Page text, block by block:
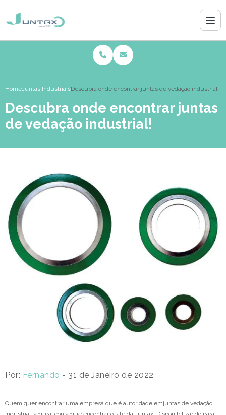
HomeJuntas IndustriaisDescubra onde encontrar juntas de vedação industrial!
Descubra onde encontrar juntas
de vedação industrial!
Por: Fernando - 31 de Janeiro de 2022
Quem quer encontrar uma empresa que é autoridade emjuntas de vedação